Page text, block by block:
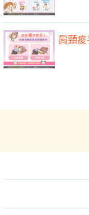
肩頸